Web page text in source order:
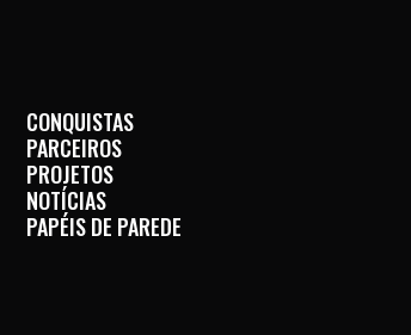
CONQUISTAS
PARCEIROS
PROJETOS
NOTÍCIAS
PAPÉIS DE PAREDE